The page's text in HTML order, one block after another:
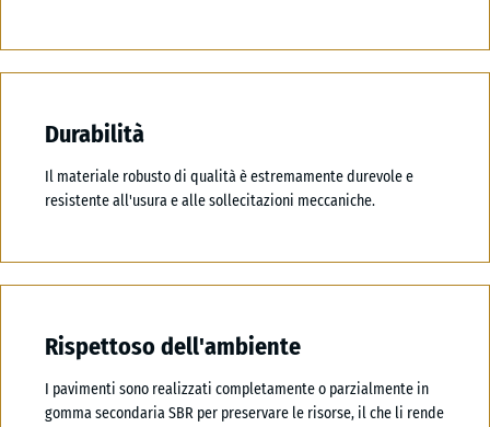
Durabilità
Il materiale robusto di qualità è estremamente durevole e
resistente all'usura e alle sollecitazioni meccaniche.
Rispettoso dell'ambiente
I pavimenti sono realizzati completamente o parzialmente in
gomma secondaria SBR per preservare le risorse, il che li rende